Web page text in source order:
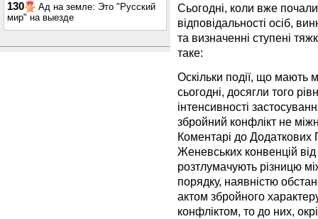
130
Ад на земле: Это "Русский
мир" на выезде
Сьогодні, коли вже
відповідальності осіб,
та визначенні ступені
таке:
Оскільки події, що мають
сьогодні, досягли того
інтенсивності
збройний конфлікт не
Коментарі до Додаткових
Женевських конвенцій
розтлумачують різницю
порядку, наявністю
актом збройного
конфліктом, то до них,